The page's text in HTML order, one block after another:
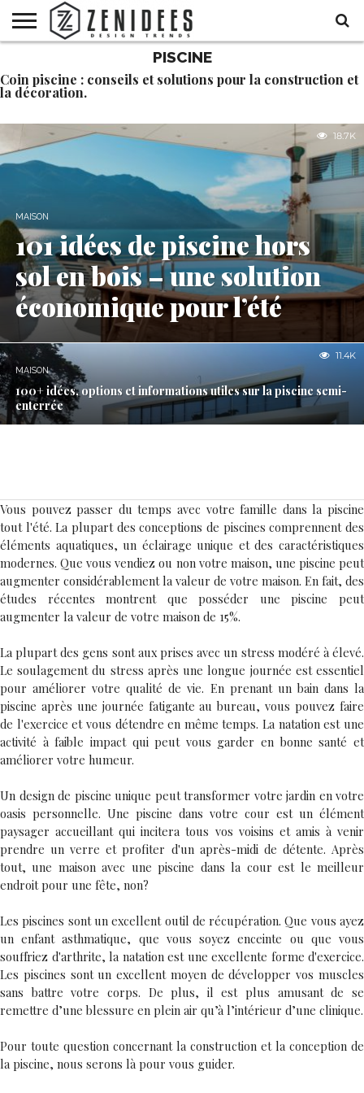
DE
FÊTE
ET
BEAUTÉ
PISCINE
Coin piscine : conseils et solutions pour la construction et
la décoration.
MAISON
101 idées de piscine hors
sol en bois – une solution
économique pour l’été
18.7K
MAISON
100+ idées, options et informations utiles sur la piscine semi-
enterrée
11.4K
Vous pouvez passer du temps avec votre famille dans la piscine
tout l'été. La plupart des conceptions de piscines comprennent des
éléments aquatiques, un éclairage unique et des caractéristiques
modernes. Que vous vendiez ou non votre maison, une piscine peut
augmenter considérablement la valeur de votre maison. En fait, des
études récentes montrent que posséder une piscine peut
augmenter la valeur de votre maison de 15%.
La plupart des gens sont aux prises avec un stress modéré à élevé.
Le soulagement du stress après une longue journée est essentiel
pour améliorer votre qualité de vie. En prenant un bain dans la
piscine après une journée fatigante au bureau, vous pouvez faire
de l'exercice et vous détendre en même temps. La natation est une
activité à faible impact qui peut vous garder en bonne santé et
améliorer votre humeur.
Un design de piscine unique peut transformer votre jardin en votre
oasis personnelle. Une piscine dans votre cour est un élément
paysager accueillant qui incitera tous vos voisins et amis à venir
prendre un verre et profiter d'un après-midi de détente. Après
tout, une maison avec une piscine dans la cour est le meilleur
endroit pour une fête, non?
Les piscines sont un excellent outil de récupération. Que vous ayez
un enfant asthmatique, que vous soyez enceinte ou que vous
souffriez d'arthrite, la natation est une excellente forme d'exercice.
Les piscines sont un excellent moyen de développer vos muscles
sans battre votre corps. De plus, il est plus amusant de se
remettre d’une blessure en plein air qu’à l’intérieur d’une clinique.
Pour toute question concernant la construction et la conception de
la piscine, nous serons là pour vous guider.